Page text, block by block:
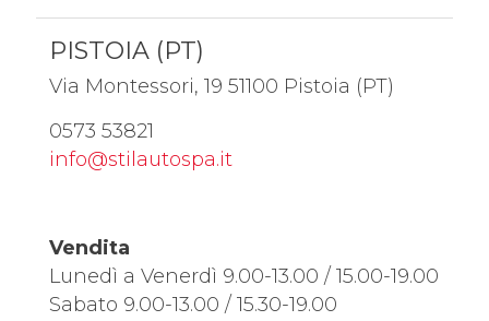
PISTOIA (PT)
Via Montessori, 19 51100 Pistoia (PT)
0573 53821
info@stilautospa.it
Vendita
Lunedì a Venerdì 9.00-13.00 / 15.00-19.00
Sabato 9.00-13.00 / 15.30-19.00